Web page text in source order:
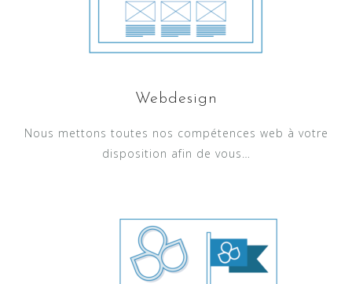
Webdesign
Nous mettons toutes nos compétences web à votre
disposition afin de vous…